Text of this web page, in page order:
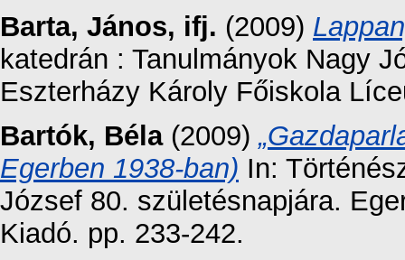
Barta, János, ifj. (2009)
katedrán : Tanulmányok Nagy
Eszterházy Károly Főiskola
Bartók, Béla(2009)
Egerben 1938-ban) In:
József 80. születésnapjára.
Kiadó. pp. 233-242.